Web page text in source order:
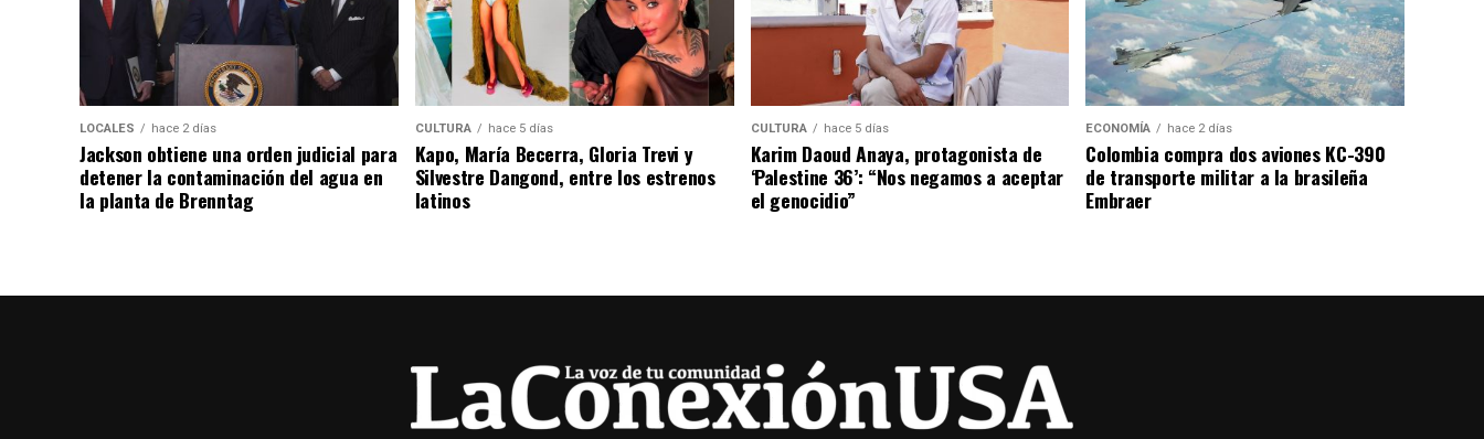
LOCALES hace 2 días
Jackson obtiene una orden judicial para
detener la contaminación del agua en
la planta de Brenntag
CULTURA hace 5 días
Kapo, María Becerra, Gloria Trevi y
Silvestre Dangond, entre los estrenos
latinos
CULTURA hace 5 días
Karim Daoud Anaya, protagonista de
‘Palestine 36’: “Nos negamos a aceptar
el genocidio”
ECONOMÍA hace 2 días
Colombia compra dos aviones KC-390
de transporte militar a la brasileña
Embraer